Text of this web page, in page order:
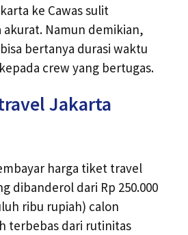
ke Cawas sulit
Namun demikian,
bertanya durasi waktu
crew yang bertugas.
Jakarta
harga tiket travel
dibanderol dari Rp 250.000
ribu rupiah) calon
terbebas dari rutinitas